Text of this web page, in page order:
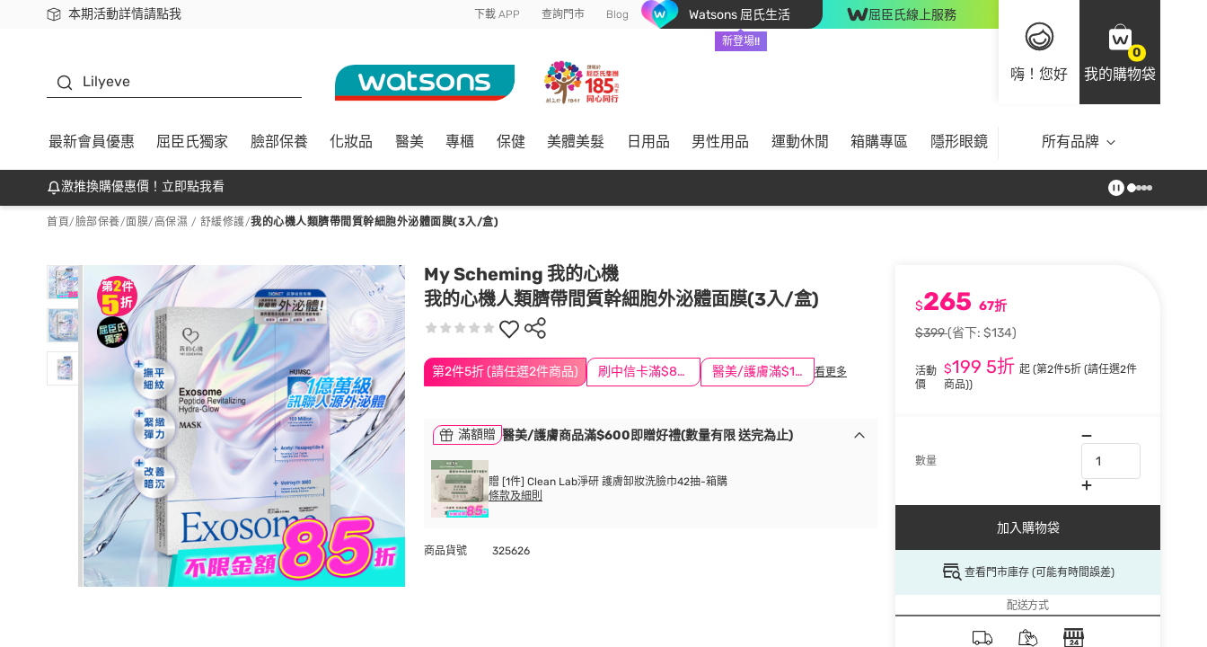
本期活動詳情請點我
下載app最高回饋$350 下載 APP 查詢門市 Blog Watsons 屈氏生活
新登場!!
屈臣氏線上服務
嗨！您好
0
我的購物袋
Lilyeve
最新會員優惠 屈臣氏獨家 臉部保養 化妝品 醫美 專櫃 保健 美體美髮 日用品 男性用品 運動休閒 箱購專區 隱形眼鏡 所有品牌
激推換購優惠價！立即點我看
首頁/臉部保養/面膜/ 高保濕 / 舒緩修護/我的心機人類臍帶間質幹細胞外泌體面膜(3入/盒)
My Scheming 我的心機
我的心機人類臍帶間質幹細胞外泌體面膜(3入/盒)
第2件5折 (請任選2件商品) 刷中信卡滿$888送3萬點 醫美/護膚滿$1200送$200 看更多
$265 67折
$399(省下: $134)
活動
價
$199 5折 起 (第2件5折 (請任選2件
商品))
數量
加入購物袋
查看門市庫存 (可能有時間誤差)
配送方式
滿額贈 醫美/護膚商品滿$600即贈好禮(數量有限 送完為止)
贈 [1件] Clean Lab淨研 護膚卸妝洗臉巾42抽-箱購
條款及細則
商品貨號 325626